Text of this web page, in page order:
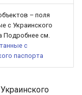
– поля
с Украинского
Подробнее см.
с
паспорта